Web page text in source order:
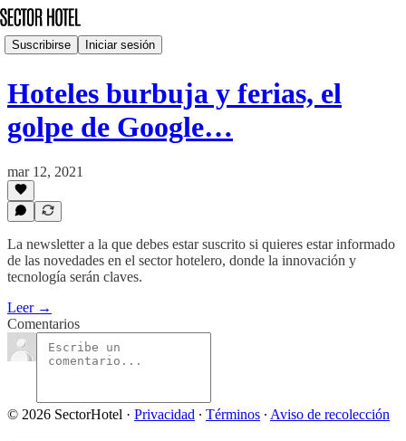
Suscribirse Iniciar sesión
Hoteles burbuja y ferias, el
golpe de Google…
mar 12, 2021
La newsletter a la que debes estar suscrito si quieres estar informado
de las novedades en el sector hotelero, donde la innovación y
tecnología serán claves.
Leer →
Comentarios
© 2026 SectorHotel · Privacidad ∙ Términos ∙ Aviso de recolección